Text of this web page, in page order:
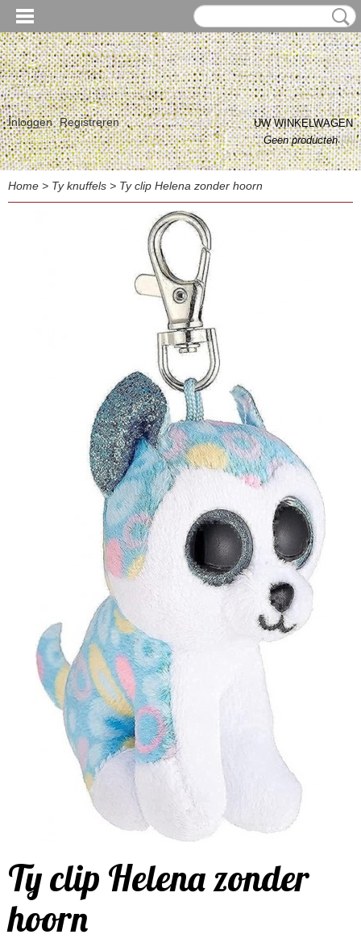
Inloggen Registreren
UW WINKELWAGEN
Geen producten(0)
Home > Ty knuffels > Ty clip Helena zonder hoorn
Ty clip Helena zonder
hoorn